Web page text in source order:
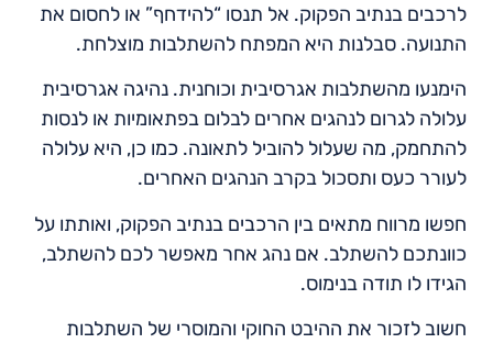
לרכבים בנתיב הפקוק. אל תנסו “להידחף” או לחסום את
התנועה. סבלנות היא המפתח להשתלבות מוצלחת.
הימנעו מהשתלבות אגרסיבית וכוחנית. נהיגה אגרסיבית
עלולה לגרום לנהגים אחרים לבלום בפתאומיות או לנסות
להתחמק, מה שעלול להוביל לתאונה. כמו כן, היא עלולה
לעורר כעס ותסכול בקרב הנהגים האחרים.
חפשו מרווח מתאים בין הרכבים בנתיב הפקוק, ואותתו על
כוונתכם להשתלב. אם נהג אחר מאפשר לכם להשתלב,
הגידו לו תודה בנימוס.
חשוב לזכור את ההיבט החוקי והמוסרי של השתלבות